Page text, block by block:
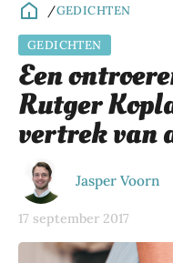
/GEDICHTEN
GEDICHTEN
Een
Rutger
vertrek van
Jasper Voorn
17 september 2017